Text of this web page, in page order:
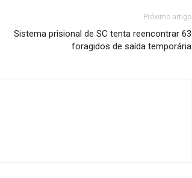
Próximo artigo
Sistema prisional de SC tenta reencontrar 63
foragidos de saída temporária